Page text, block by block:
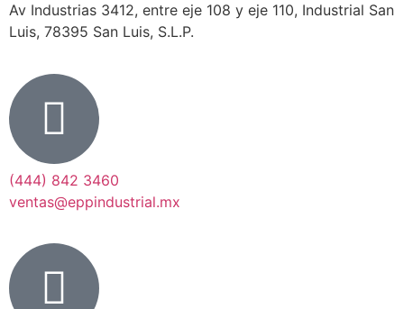
Av Industrias 3412, entre eje 108 y eje 110, Industrial San
Luis, 78395 San Luis, S.L.P.
(444) 842 3460
ventas@eppindustrial.mx